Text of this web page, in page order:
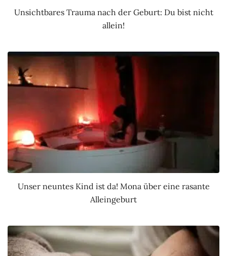
Unsichtbares Trauma nach der Geburt: Du bist nicht
allein!
Unser neuntes Kind ist da! Mona über eine rasante
Alleingeburt